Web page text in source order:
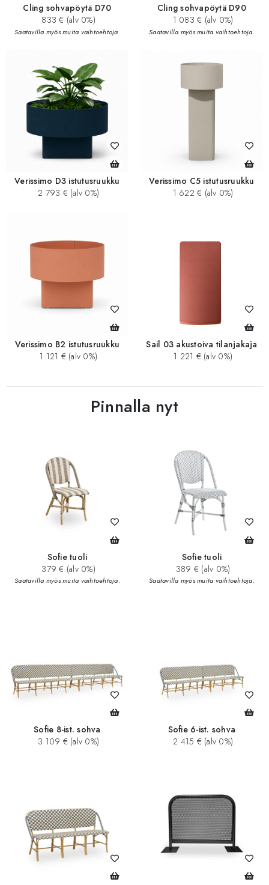
Cling sohvapöytä D70
833 € (alv 0%)
Saatavilla myös muita vaihtoehtoja.
Cling sohvapöytä D90
1 083 € (alv 0%)
Saatavilla myös muita vaihtoehtoja.
Verissimo D3 istutusruukku
2 793 € (alv 0%)
Verissimo C5 istutusruukku
1 622 € (alv 0%)
Verissimo B2 istutusruukku
1 121 € (alv 0%)
Sail 03 akustoiva tilanjakaja
1 221 € (alv 0%)
Pinnalla nyt
Sofie tuoli
379 € (alv 0%)
Saatavilla myös muita vaihtoehtoja.
Sofie tuoli
389 € (alv 0%)
Saatavilla myös muita vaihtoehtoja.
Sofie 8-ist. sohva
3 109 € (alv 0%)
Sofie 6-ist. sohva
2 415 € (alv 0%)